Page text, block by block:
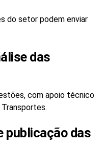
do setor podem enviar
das
com apoio técnico
publicação das